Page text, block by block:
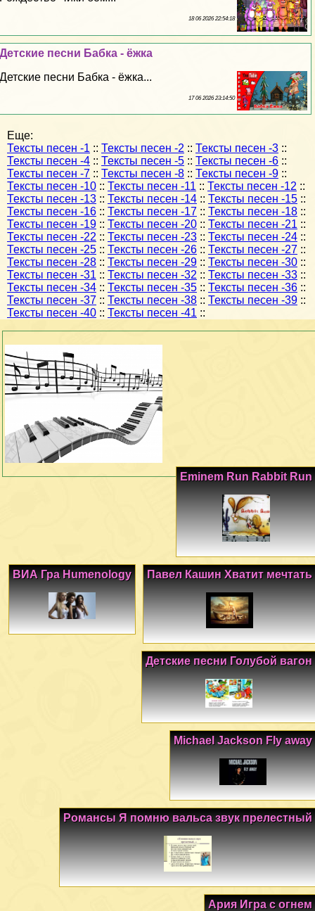
18 06 2026 22:54:18
Детские песни Бабка - ёжка
Детские песни Бабка - ёжка...
17 06 2026 23:14:50
Еще:
Тексты песен -1 :: Тексты песен -2 :: Тексты песен -3 ::
Тексты песен -4 :: Тексты песен -5 :: Тексты песен -6 ::
Тексты песен -7 :: Тексты песен -8 :: Тексты песен -9 ::
Тексты песен -10 :: Тексты песен -11 :: Тексты песен -12 ::
Тексты песен -13 :: Тексты песен -14 :: Тексты песен -15 ::
Тексты песен -16 :: Тексты песен -17 :: Тексты песен -18 ::
Тексты песен -19 :: Тексты песен -20 :: Тексты песен -21 ::
Тексты песен -22 :: Тексты песен -23 :: Тексты песен -24 ::
Тексты песен -25 :: Тексты песен -26 :: Тексты песен -27 ::
Тексты песен -28 :: Тексты песен -29 :: Тексты песен -30 ::
Тексты песен -31 :: Тексты песен -32 :: Тексты песен -33 ::
Тексты песен -34 :: Тексты песен -35 :: Тексты песен -36 ::
Тексты песен -37 :: Тексты песен -38 :: Тексты песен -39 ::
Тексты песен -40 :: Тексты песен -41 ::
Eminem Run Rabbit Run
Павел Кашин Хватит мечтать
ВИА Гра Humenology
Детские песни Голубой вагон
Michael Jackson Fly away
Романсы Я помню вальса звук прелестный
Ария Игра с огнем